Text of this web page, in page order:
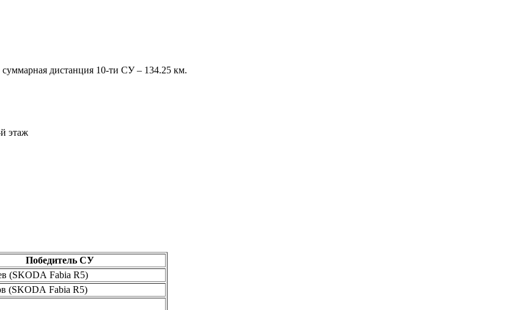
суммарная дистанция 10-ти СУ – 134.25 км.
этаж
Победитель СУ
(SKODA Fabia R5)
(SKODA Fabia R5)